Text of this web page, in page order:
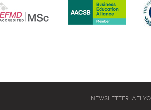
NEWSLETTER